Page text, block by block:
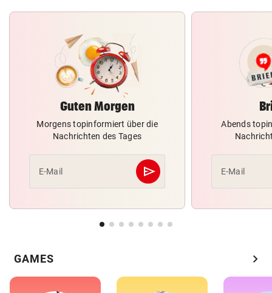
Guten Morgen
Morgens topinformiert über die
Nachrichten des Tages
E-Mail send
Abschicken
Abends
E-Mail
GAMES chevron_right